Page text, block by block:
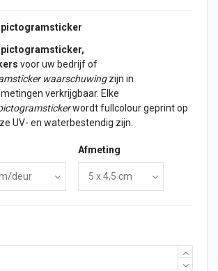
pictogramsticker
pictogramsticker,
voor uw bedrijf of
waarschuwingzijn in
verkrijgbaar. Elke
wordt fullcolour geprint op
UV- en waterbestendig zijn.
Afmeting